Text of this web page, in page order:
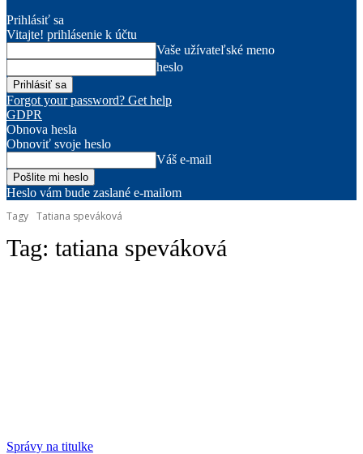
Prihlásiť sa
Vitajte! prihlásenie k účtu
Vaše užívateľské meno
heslo
Forgot your password? Get help
GDPR
Obnova hesla
Obnoviť svoje heslo
Váš e-mail
Heslo vám bude zaslané e-mailom
Tagy Tatiana speváková
Tag: tatiana speváková
Správy na titulke